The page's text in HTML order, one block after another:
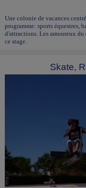
Une colonie de vacances
programme: sports équestres,
d'attractions. Les amoureux
ce stage.
Skate,